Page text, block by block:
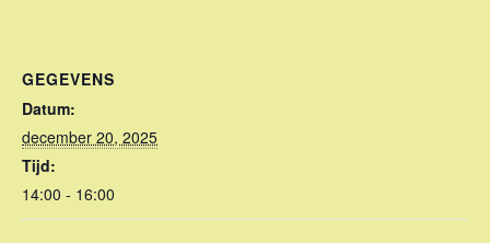
GEGEVENS
Datum:
december 20, 2025
Tijd:
14:00 - 16:00